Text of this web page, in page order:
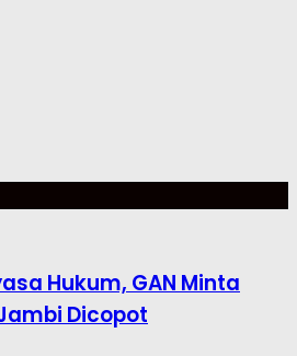
Hukum, GAN Minta
Dicopot